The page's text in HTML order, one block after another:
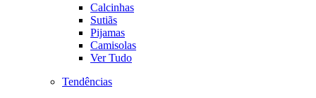
Calcinhas
Sutiãs
Pijamas
Camisolas
Ver Tudo
Tendências